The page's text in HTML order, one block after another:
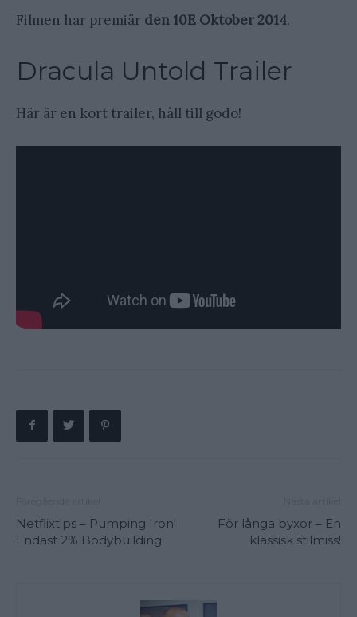
Filmen har premiär den 10E Oktober 2014.
Dracula Untold Trailer
Här är en kort trailer, håll till godo!
Netflixtips – Pumping Iron!
Endast 2% Bodybuilding
För långa byxor – En
klassisk stilmiss!